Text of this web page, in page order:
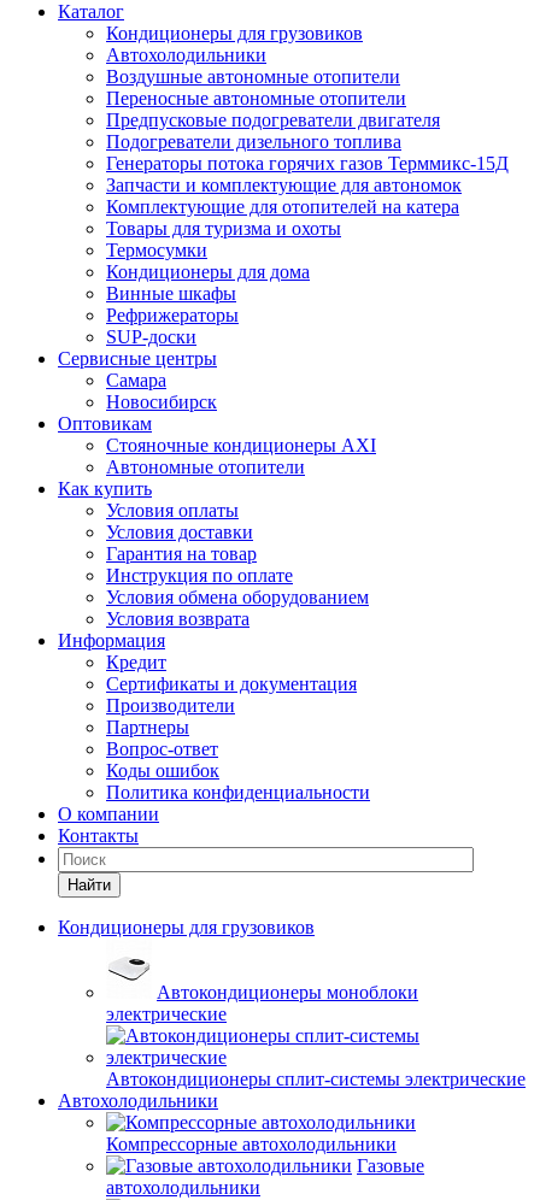
Каталог
Кондиционеры для грузовиков
Автохолодильники
Воздушные автономные отопители
Переносные автономные отопители
Предпусковые подогреватели двигателя
Подогреватели дизельного топлива
Генераторы потока горячих газов Терммикс-15Д
Запчасти и комплектующие для автономок
Комплектующие для отопителей на катера
Товары для туризма и охоты
Термосумки
Кондиционеры для дома
Винные шкафы
Рефрижераторы
SUP-доски
Сервисные центры
Самара
Новосибирск
Оптовикам
Стояночные кондиционеры AXI
Автономные отопители
Как купить
Условия оплаты
Условия доставки
Гарантия на товар
Инструкция по оплате
Условия обмена оборудованием
Условия возврата
Информация
Кредит
Сертификаты и документация
Производители
Партнеры
Вопрос-ответ
Коды ошибок
Политика конфиденциальности
О компании
Контакты
Найти
Кондиционеры для грузовиков
Автокондиционеры моноблоки
электрические
Автокондиционеры сплит-системы электрические
Автохолодильники
Компрессорные автохолодильники
Газовые
автохолодильники